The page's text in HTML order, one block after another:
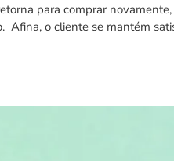
para comprar
Afina, o cliente se mantém